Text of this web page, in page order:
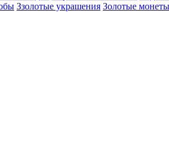
Ззолотые украшения Золотые